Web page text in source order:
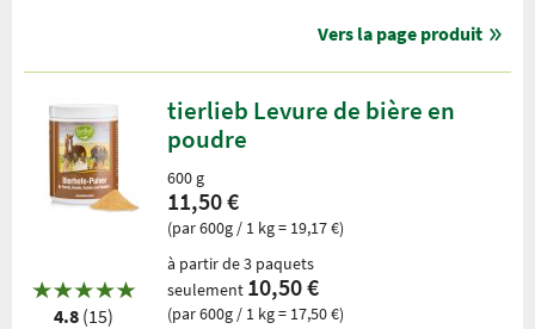
Vers la page produit
4.8 (15)
tierlieb Levure de bière en
poudre
600 g
11,50 €
(par 600g / 1 kg = 19,17 €)
à partir de 3 paquets
seulement 10,50 €
(par 600g / 1 kg = 17,50 €)